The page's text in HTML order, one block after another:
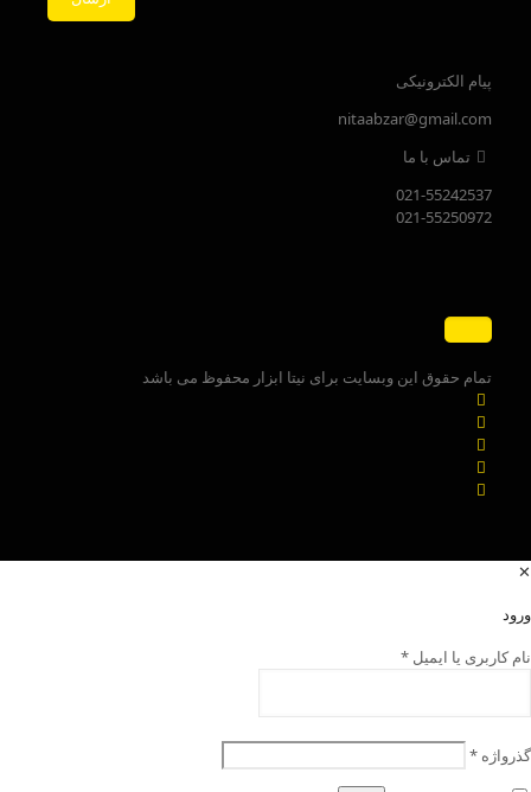
پیام الکترونیکی
nitaabzar@gmail.com
تماس با ما
021-55242537
021-55250972
تمام حقوق این وبسایت برای نیتا ابزار محفوظ می باشد
✕
ورود
نام کاربری یا ایمیل *
گذرواژه *